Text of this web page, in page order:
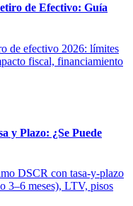
de Efectivo: Guía
de efectivo 2026: límites
fiscal, financiamiento
y Plazo: ¿Se Puede
DSCR con tasa-y-plazo
3–6 meses), LTV, pisos